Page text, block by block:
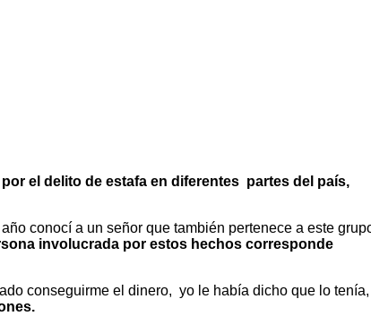
el delito de estafa en diferentes partes del país,
conocí a un señor que también pertenece a este
involucrada por estos hechos corresponde
conseguirme el dinero, yo le había dicho que lo tenía,